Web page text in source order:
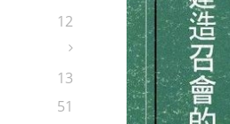
12
13
51